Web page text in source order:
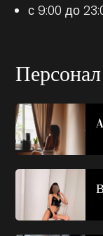
с 9:00 до